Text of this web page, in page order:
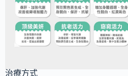
治療方式